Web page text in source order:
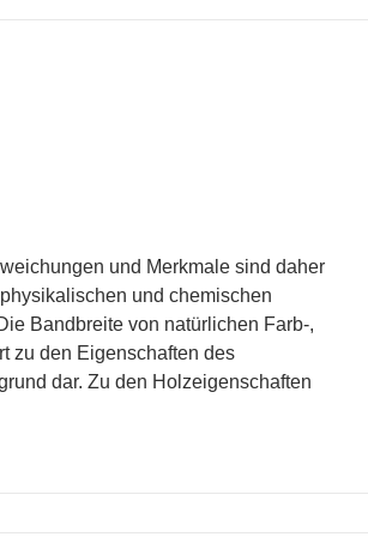
und Merkmale sind daher
und chemischen
Bandbreite von natürlichen Farb-,
zu den Eigenschaften des
dar. Zu den Holzeigenschaften